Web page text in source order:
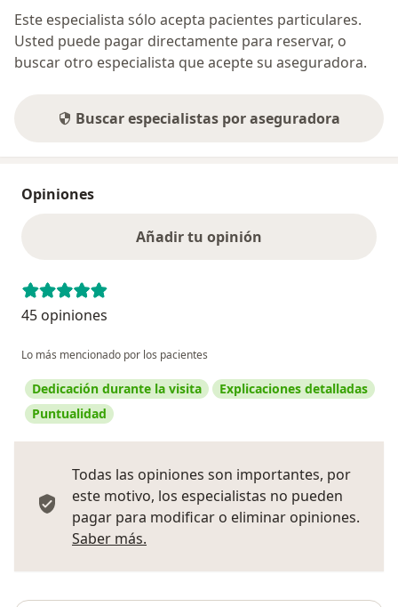
Este especialista sólo acepta pacientes particulares.
Usted puede pagar directamente para reservar, o
buscar otro especialista que acepte su aseguradora.
Buscar especialistas por aseguradora
Opiniones
Añadir tu opinión
45 opiniones
Lo más mencionado por los pacientes
Dedicación durante la visita
Explicaciones detalladas
Puntualidad
Todas las opiniones son importantes, por
este motivo, los especialistas no pueden
pagar para modificar o eliminar opiniones.
Saber más.